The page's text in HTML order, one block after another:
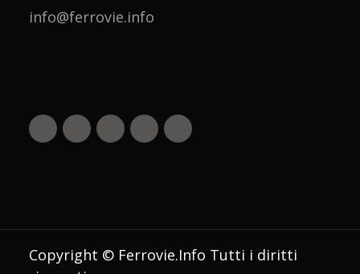
info@ferrovie.info
Copyright © Ferrovie.Info Tutti i diritti